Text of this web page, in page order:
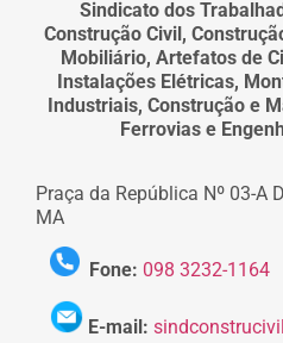
Sindicato dos
Construção Civil,
Mobiliário, Artefatos de
Instalações Elétricas,
Industriais, Construção e
Ferrovias e
Praça da República Nº 03-A
MA
Fone: 098 3232-1164
E-mail: